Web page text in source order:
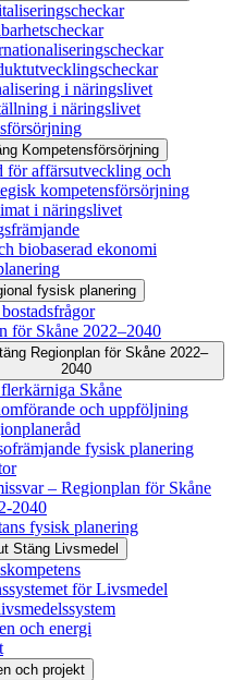
i näringslivet
i näringslivet
Kompetensförsörjning
för affärsutveckling och
kompetensförsörjning
i näringslivet
biobaserad ekonomi
fysisk planering
för Skåne 2022–2040
Regionplan för Skåne 2022–
2040
Skåne
och uppföljning
fysisk planering
– Regionplan för Skåne
2040
fysisk planering
Stäng Livsmedel
för Livsmedel
och energi
och projekt